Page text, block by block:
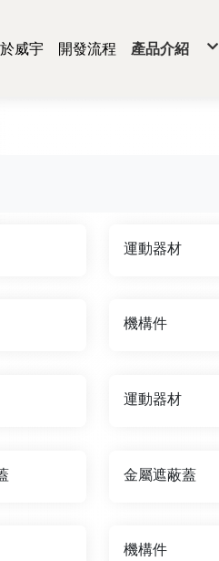
威宇 開發流程 產品介紹
運動器材
機構件
運動器材
金屬遮蔽蓋
機構件